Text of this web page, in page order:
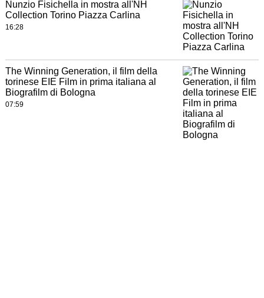
Nunzio Fisichella in mostra all'NH
Collection Torino Piazza Carlina
16:28
The Winning Generation, il film della
torinese EIE Film in prima italiana al
Biografilm di Bologna
07:59